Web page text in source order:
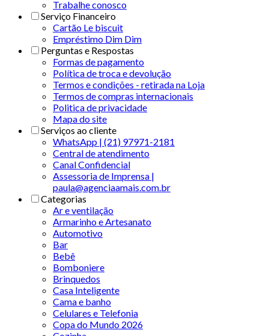
Trabalhe conosco
Serviço Financeiro
Cartão Le biscuit
Empréstimo Dim Dim
Perguntas e Respostas
Formas de pagamento
Política de troca e devolução
Termos e condições - retirada na Loja
Termos de compras internacionais
Politica de privacidade
Mapa do site
Serviços ao cliente
WhatsApp | (21) 97971-2181
Central de atendimento
Canal Confidencial
Assessoria de Imprensa |
paula@agenciaamais.com.br
Categorias
Ar e ventilação
Armarinho e Artesanato
Automotivo
Bar
Bebê
Bomboniere
Brinquedos
Casa Inteligente
Cama e banho
Celulares e Telefonia
Copa do Mundo 2026